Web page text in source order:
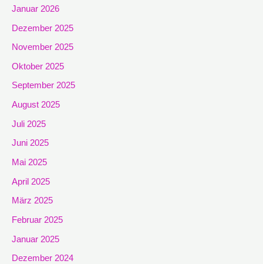
Januar 2026
Dezember 2025
November 2025
Oktober 2025
September 2025
August 2025
Juli 2025
Juni 2025
Mai 2025
April 2025
März 2025
Februar 2025
Januar 2025
Dezember 2024